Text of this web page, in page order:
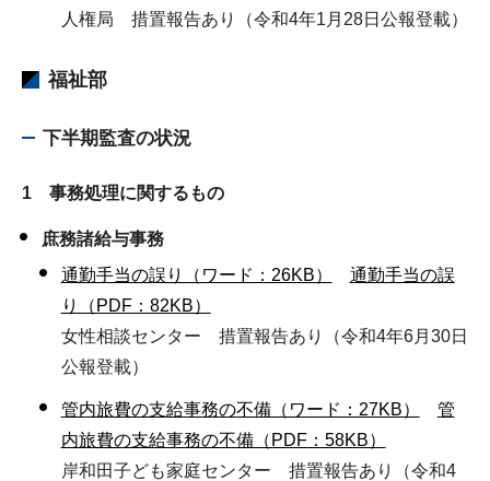
人権局 措置報告あり（令和4年1月28日公報登載）
福祉部
下半期監査の状況
1 事務処理に関するもの
庶務諸給与事務
通勤手当の誤り（ワード：26KB）
通勤手当の誤
り（PDF：82KB）
女性相談センター 措置報告あり（令和4年6月30日
公報登載）
管内旅費の支給事務の不備（ワード：27KB）
管
内旅費の支給事務の不備（PDF：58KB）
岸和田子ども家庭センター 措置報告あり（令和4